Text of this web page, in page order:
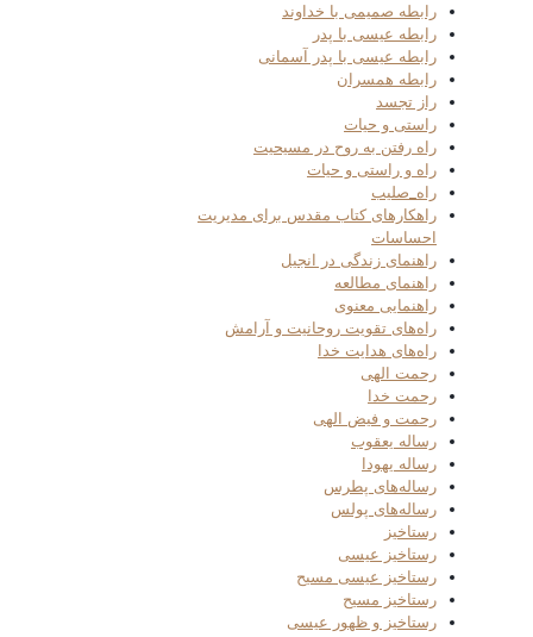
رابطه صمیمی با خداوند
رابطه عیسی با پدر
رابطه عیسی با پدر آسمانی
رابطه همسران
راز تجسد
راستی و حیات
راه رفتن به روح در مسیحیت
راه و راستی و حیات
راه_صلیب
راهکارهای کتاب مقدس برای مدیریت
احساسات
راهنمای زندگی در انجیل
راهنمای مطالعه
راهنمایی معنوی
راه‌های تقویت روحانیت و آرامش
راه‌های هدایت خدا
رحمت الهی
رحمت خدا
رحمت و فیض الهی
رساله یعقوب
رساله یهودا
رساله‌های پطرس
رساله‌های پولس
رستاخیز
رستاخیز عیسی
رستاخیز عیسی مسیح
رستاخیز مسیح
رستاخیز و ظهور عیسی